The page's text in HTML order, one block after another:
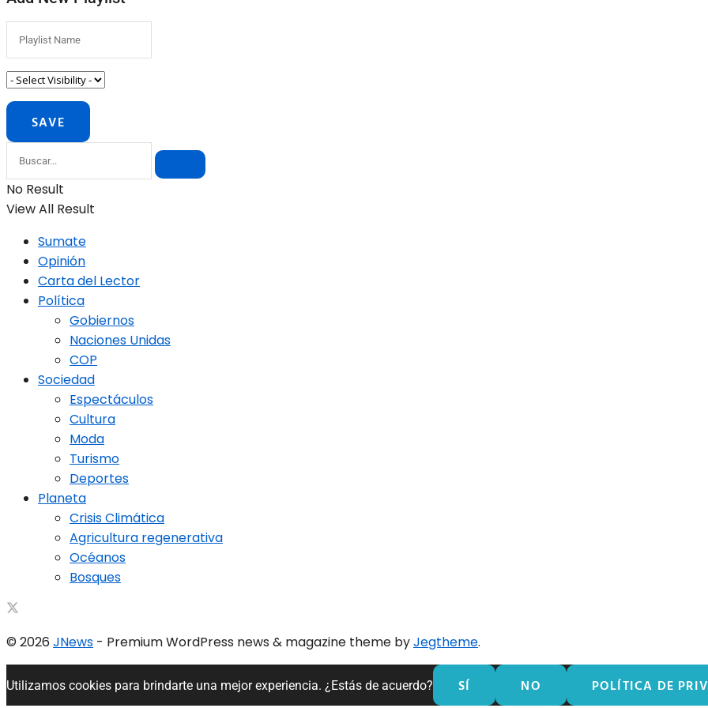
No Result
View All Result
Sumate
Opinión
Carta del Lector
Política
Gobiernos
Naciones Unidas
COP
Sociedad
Espectáculos
Cultura
Moda
Turismo
Deportes
Planeta
Crisis Climática
Agricultura regenerativa
Océanos
Bosques
© 2026 JNews - Premium WordPress news & magazine theme byJegtheme.
Utilizamos cookies para brindarte una mejor experiencia. ¿Estás de acuerdo? SÍ NO POLÍTICA DE